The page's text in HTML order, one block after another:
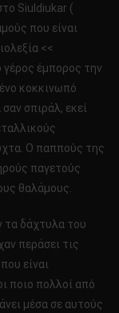
Siuldiukar (
που είναι
<<
γέρος έμπορος την
κοκκινωπό
σπιράλ, εκεί
Ο παππούς της
παγετούς
θαλάμους.
τα δάχτυλα του
περάσει τις
είναι
ποιο πολλοί από
μέσα σε αυτούς